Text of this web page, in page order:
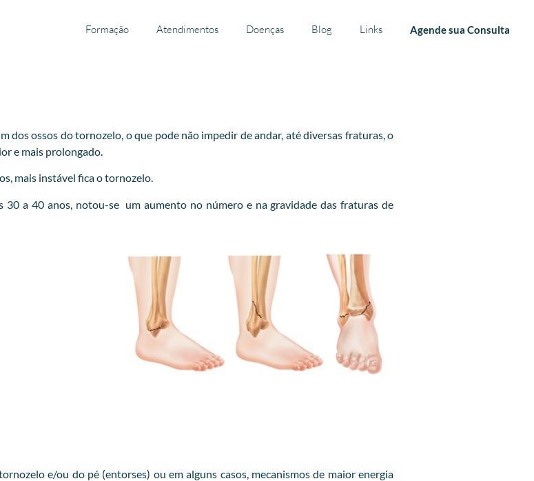
Formação Atendimentos Doenças Blog Links Agende sua Consulta
ossos do tornozelo, o que pode não impedir de andar, até diversas fraturas, o
e mais prolongado.
mais instável fica o tornozelo.
a 40 anos, notou-se um aumento no número e na gravidade das fraturas de
e/ou do pé (entorses) ou em alguns casos, mecanismos de maior energia